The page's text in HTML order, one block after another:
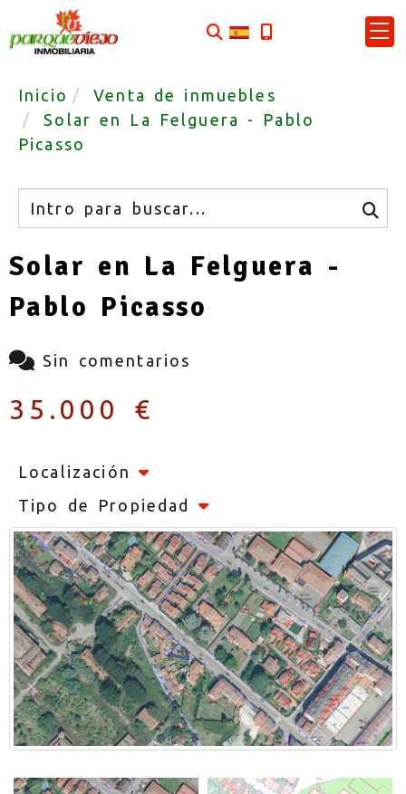
Inicio
Venta de inmuebles
Solar en La Felguera - Pablo
Picasso
Buscar
Solar en La Felguera -
Pablo Picasso
Sin comentarios
35.000 €
Localización
Tipo de Propiedad